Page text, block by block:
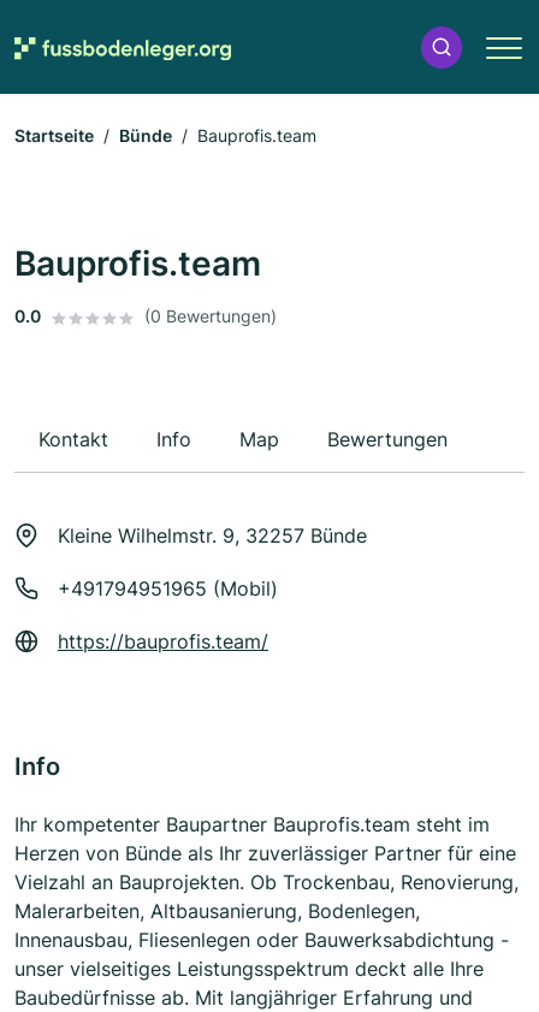
Startseite Bünde Bauprofis.team
Bauprofis.team
0.0 (0 Bewertungen)
Kontakt Info Map Bewertungen
Kleine Wilhelmstr. 9, 32257 Bünde
+491794951965 (Mobil)
https://bauprofis.team/
Info
Ihr kompetenter Baupartner Bauprofis.team steht im
Herzen von Bünde als Ihr zuverlässiger Partner für eine
Vielzahl an Bauprojekten. Ob Trockenbau, Renovierung,
Malerarbeiten, Altbausanierung, Bodenlegen,
Innenausbau, Fliesenlegen oder Bauwerksabdichtung -
unser vielseitiges Leistungsspektrum deckt alle Ihre
Baubedürfnisse ab. Mit langjähriger Erfahrung und